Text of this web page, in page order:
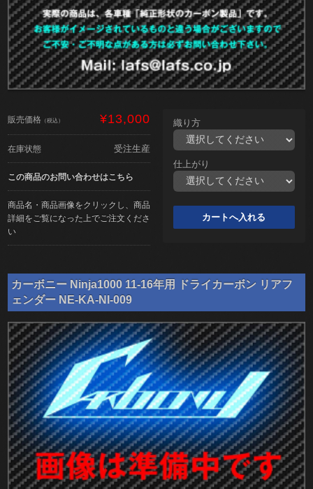
販売価格 （税込） ¥13,000
在庫状態 受注生産
この商品のお問い合わせはこちら
商品名・商品画像をクリックし、商品
詳細をご覧になった上でご注文くださ
い
織り方
仕上がり
カーボニー Ninja1000 11-16年用 ドライカーボン リアフ
ェンダー NE-KA-NI-009